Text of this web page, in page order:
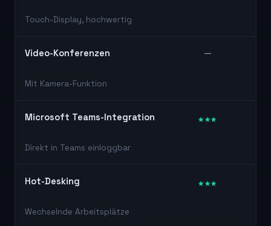
Touch-Display, hochwertig
Video-Konferenzen
Mit Kamera-Funktion
—
Microsoft Teams-Integration
Direkt in Teams einloggbar
★★★
Hot-Desking
Wechselnde Arbeitsplätze
★★★